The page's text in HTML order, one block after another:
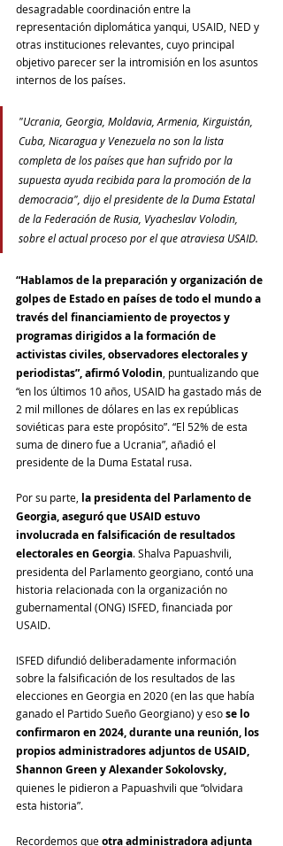
desagradable coordinación entre la
representación diplomática yanqui, USAID, NED y
otras instituciones relevantes, cuyo principal
objetivo parecer ser la intromisión en los asuntos
internos de los países.
"Ucrania, Georgia, Moldavia, Armenia, Kirguistán,
Cuba, Nicaragua y Venezuela no son la lista
completa de los países que han sufrido por la
supuesta ayuda recibida para la promoción de la
democracia", dijo el presidente de la Duma Estatal
de la Federación de Rusia, Vyacheslav Volodin,
sobre el actual proceso por el que atraviesa USAID.
“Hablamos de la preparación y organización de
golpes de Estado en países de todo el mundo a
través del financiamiento de proyectos y
programas dirigidos a la formación de
activistas civiles, observadores electorales y
periodistas”, afirmó Volodin , puntualizando que
“en los últimos 10 años, USAID ha gastado más de
2 mil millones de dólares en las ex repúblicas
soviéticas para este propósito”. “El 52% de esta
suma de dinero fue a Ucrania”, añadió el
presidente de la Duma Estatal rusa.
Por su parte, la presidenta del Parlamento de
Georgia, aseguró que USAID estuvo
involucrada en falsificación de resultados
electorales en Georgia. Shalva Papuashvili,
presidenta del Parlamento georgiano, contó una
historia relacionada con la organización no
gubernamental (ONG) ISFED, financiada por
USAID.
ISFED difundió deliberadamente información
sobre la falsificación de los resultados de las
elecciones en Georgia en 2020 (en las que había
ganado el Partido Sueño Georgiano) y eso se lo
confirmaron en 2024, durante una reunión, los
propios administradores adjuntos de USAID,
Shannon Green y Alexander Sokolovsky,
quienes le pidieron a Papuashvili que “olvidara
esta historia”.
Recordemos que otra administradora adjunta